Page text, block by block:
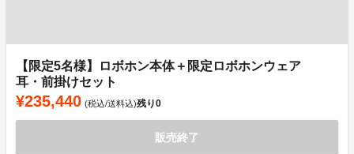
【限定5名様】ロボホン本体＋限定ロボホンウェア
耳・前掛けセット
¥235,440 (税込/送料込)残り0
販売終了